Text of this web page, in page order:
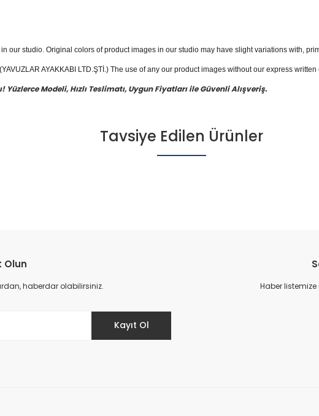
mevcuttur.
our studio. Original colors of product images in our studio may have slight variations with,
(YAVUZLAR AYAKKABI LTD.ŞTİ.) The use of any our product images without our express
Yüzlerce Modeli, Hızlı Teslimatı, Uygun Fiyatları ile Güvenli Alışveriş.
Tavsiye Edilen Ürünler
Yazlık Ayakkabı - Siyah
Olun
haberdar olabilirsiniz.
Kayıt Ol
Haber